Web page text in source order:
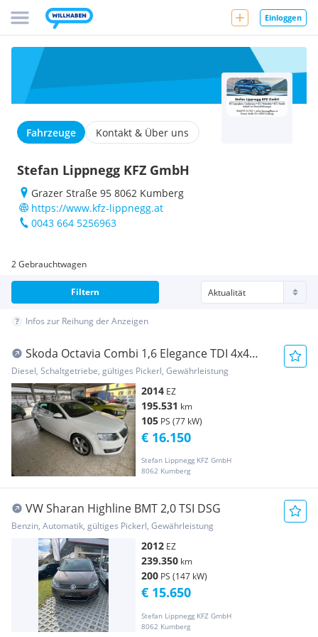
Einloggen
Fahrzeuge Kontakt & Über uns
Stefan Lippnegg KFZ GmbH
Grazer Straße 95 8062 Kumberg
https://www.kfz-lippnegg.at
0043 664 5256963
2 Gebrauchtwagen
Filtern
Infos zur Reihung der Anzeigen
Skoda Octavia Combi 1,6 Elegance TDI 4x4
Green tec
Diesel, Schaltgetriebe, gültiges Pickerl, Gewährleistung
2014 EZ
195.531 km
105 PS (77 kW)
Stefan Lippnegg KFZ GmbH
8062 Kumberg
€ 16.150
VW Sharan Highline BMT 2,0 TSI DSG
Benzin, Automatik, gültiges Pickerl, Gewährleistung
2012 EZ
239.350 km
200 PS (147 kW)
Stefan Lippnegg KFZ GmbH
8062 Kumberg
€ 15.650